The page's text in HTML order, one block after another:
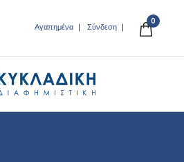
Αγαπημένα Σύνδεση
0